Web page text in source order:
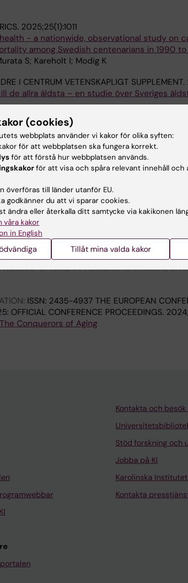
2025;25(1):1011
- a nationwide, observational study on
among Swedish centenarians in 1990
S; Kareholt I; Modig K
I CENTRUM VETENSKAPLIGT SUPPLEMENT.
de allra äldsta – en studie över Sveriges
I CENTRUM VETENSKAPLIGT SUPPLEMENT.
methods study protocol of how care
home care services to the preferences
Hydén L-C; Antar M; Heijkants C; Lindberg J;
ISSN: 2435-4937 THE EUROPEAN
OFFICIAL CONFERENCE PROCEEDINGS.
Conquerors of Aging
Kontakta och besök
Stöd forskning och
Jobba på KI
Karolinska
Kontakta
(cookies)
webbplats använder vi kakor för olika syften:
för att webbplatsen ska fungera korrekt.
för att förstå hur webbplatsen används.
för att visa och spåra relevant innehåll och
överföras till länder utanför EU.
godkänner du att vi sparar cookies.
ändra eller återkalla ditt samtycke via kakikonen
våra kakor
in English
Tillåt mina valda kakor